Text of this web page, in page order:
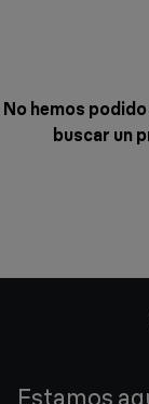
No hemos
buscar un
Estamos